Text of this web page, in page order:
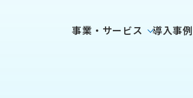
事業・サービス 導入事例